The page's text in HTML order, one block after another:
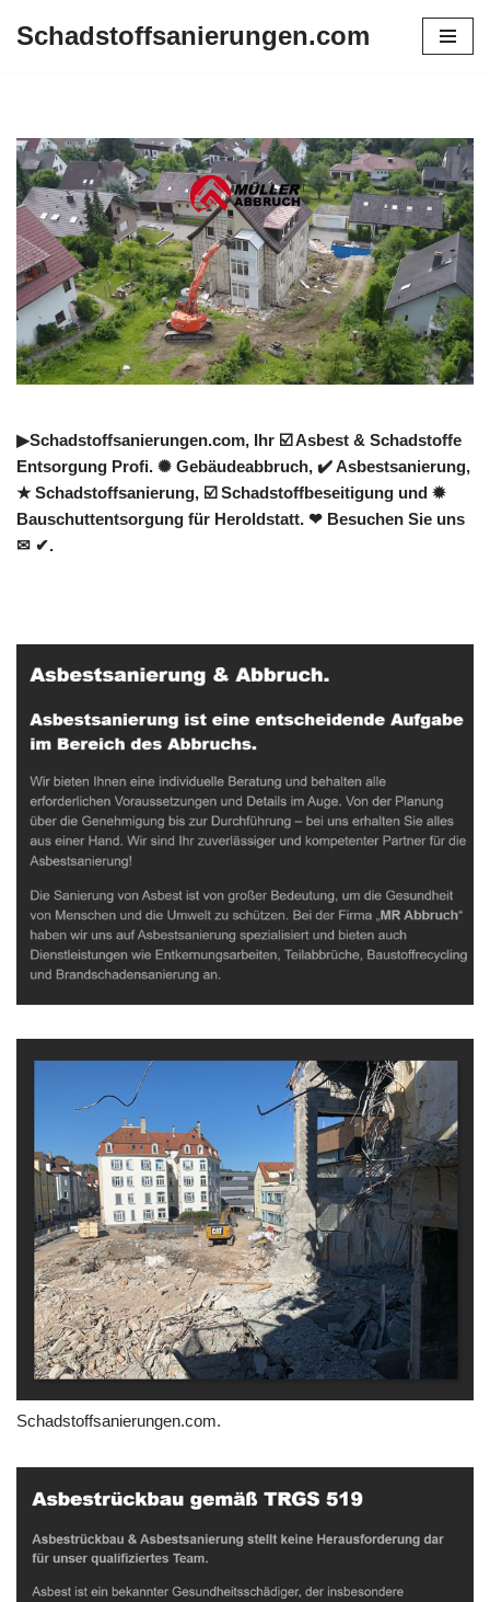
Schadstoffsanierungen.com
▶︎Schadstoffsanierungen.com, Ihr ☑️ Asbest & Schadstoffe
Entsorgung Profi. ✺ Gebäudeabbruch, ✔️ Asbestsanierung,
★ Schadstoffsanierung, ☑️ Schadstoffbeseitigung und ✹
Bauschuttentsorgung für Heroldstatt. ❤ Besuchen Sie uns
✉ ✔.
Schadstoffsanierungen.com.